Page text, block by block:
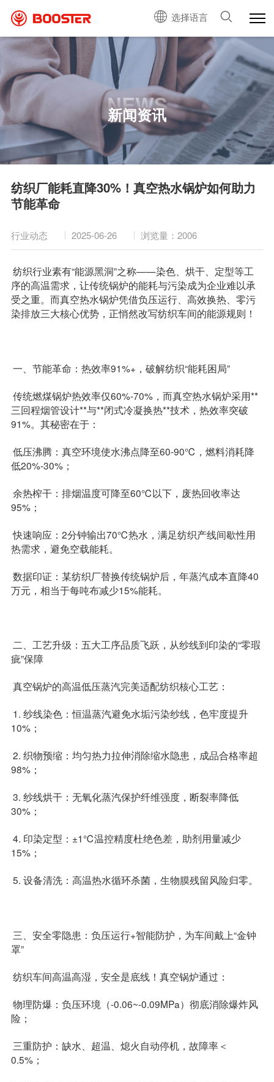
选择语言
NEWS
新闻资讯
纺织厂能耗直降30%！真空热水锅炉如何助力
节能革命
行业动态 2025-06-26 浏览量：2006
纺织行业素有“能源黑洞”之称——染色、烘干、定型等工
序的高温需求，让传统锅炉的能耗与污染成为企业难以承
受之重。而真空热水锅炉凭借负压运行、高效换热、零污
染排放三大核心优势，正悄然改写纺织车间的能源规则！
一、节能革命：热效率91%+，破解纺织“能耗困局”
传统燃煤锅炉热效率仅60%-70%，而真空热水锅炉采用**
三回程烟管设计**与**闭式冷凝换热**技术，热效率突破
91%。其秘密在于：
低压沸腾：真空环境使水沸点降至60-90℃，燃料消耗降
低20%-30%；
余热榨干：排烟温度可降至60℃以下，废热回收率达
95%；
快速响应：2分钟输出70℃热水，满足纺织产线间歇性用
热需求，避免空载能耗。
数据印证：某纺织厂替换传统锅炉后，年蒸汽成本直降40
万元，相当于每吨布减少15%能耗。
二、工艺升级：五大工序品质飞跃，从纱线到印染的“零瑕
疵”保障
真空锅炉的高温低压蒸汽完美适配纺织核心工艺：
1. 纱线染色：恒温蒸汽避免水垢污染纱线，色牢度提升
10%；
2. 织物预缩：均匀热力拉伸消除缩水隐患，成品合格率超
98%；
3. 纱线烘干：无氧化蒸汽保护纤维强度，断裂率降低
30%；
4. 印染定型：±1℃温控精度杜绝色差，助剂用量减少
15%；
5. 设备清洗：高温热水循环杀菌，生物膜残留风险归零。
三、安全零隐患：负压运行+智能防护，为车间戴上“金钟
罩”
纺织车间高温高湿，安全是底线！真空锅炉通过：
物理防爆：负压环境（-0.06~-0.09MPa）彻底消除爆炸风
险；
三重防护：缺水、超温、熄火自动停机，故障率＜
0.5%；